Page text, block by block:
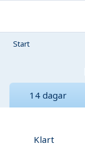
Start
14 dagar
Klart